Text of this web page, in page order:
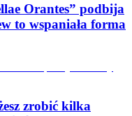
Orantes” podbija
to wspaniała forma
zrobić kilka